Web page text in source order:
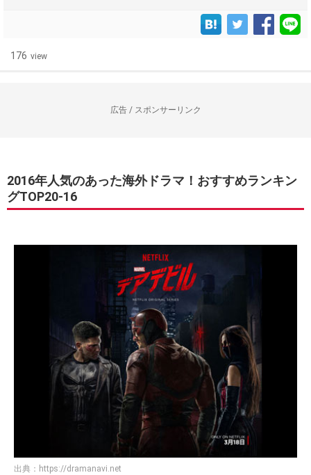
176 view
広告 / スポンサーリンク
2016年人気のあった海外ドラマ！おすすめランキン
グTOP20-16
出典： https://dramanavi.net